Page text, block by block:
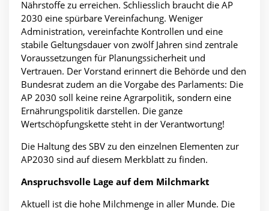
Nährstoffe zu erreichen. Schliesslich braucht die AP
2030 eine spürbare Vereinfachung. Weniger
Administration, vereinfachte Kontrollen und eine
stabile Geltungsdauer von zwölf Jahren sind zentrale
Voraussetzungen für Planungssicherheit und
Vertrauen. Der Vorstand erinnert die Behörde und den
Bundesrat zudem an die Vorgabe des Parlaments: Die
AP 2030 soll keine reine Agrarpolitik, sondern eine
Ernährungspolitik darstellen. Die ganze
Wertschöpfungskette steht in der Verantwortung!
Die Haltung des SBV zu den einzelnen Elementen zur
AP2030 sind auf diesem Merkblatt zu finden.
Anspruchsvolle Lage auf dem Milchmarkt
Aktuell ist die hohe Milchmenge in aller Munde. Die